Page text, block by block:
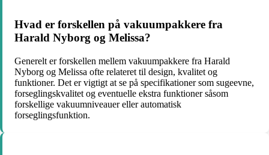
Hvad er forskellen på vakuumpakkere fra
Harald Nyborg og Melissa?
Generelt er forskellen mellem vakuumpakkere fra Harald
Nyborg og Melissa ofte relateret til design, kvalitet og
funktioner. Det er vigtigt at se på specifikationer som sugeevne,
forseglingskvalitet og eventuelle ekstra funktioner såsom
forskellige vakuumniveauer eller automatisk
forseglingsfunktion.